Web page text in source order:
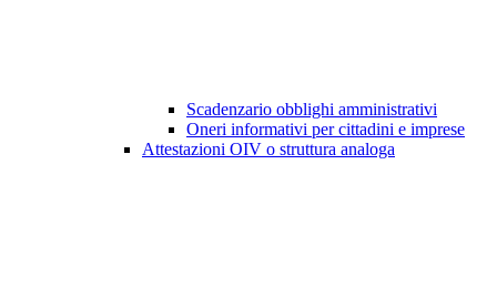
Scadenzario obblighi amministrativi
Oneri informativi per cittadini e imprese
Attestazioni OIV o struttura analoga